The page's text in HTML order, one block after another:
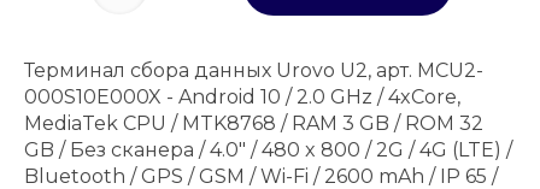
Терминал сбора данных Urovo U2, арт. MCU2-
000S10E000X - Android 10 / 2.0 GHz / 4xCore,
MediaTek CPU / MTK8768 / RAM 3 GB / ROM 32
GB / Без сканера / 4.0" / 480 x 800 / 2G / 4G (LTE) /
Bluetooth / GPS / GSM / Wi-Fi / 2600 mAh / IP 65 /